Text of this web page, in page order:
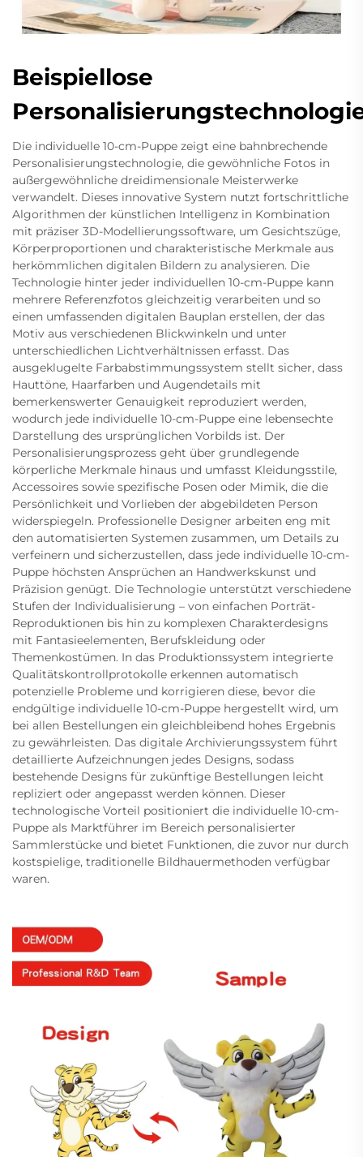
Beispiellose
Die individuelle 10-cm-Puppe zeigt eine bahnbrechende
Personalisierungstechnologie, die gewöhnliche Fotos in
außergewöhnliche dreidimensionale Meisterwerke
verwandelt. Dieses innovative System nutzt fortschrittliche
Algorithmen der künstlichen Intelligenz in Kombination
mit präziser 3D-Modellierungssoftware, um Gesichtszüge,
Körperproportionen und charakteristische Merkmale aus
herkömmlichen digitalen Bildern zu analysieren. Die
Technologie hinter jeder individuellen 10-cm-Puppe kann
mehrere Referenzfotos gleichzeitig verarbeiten und so
einen umfassenden digitalen Bauplan erstellen, der das
Motiv aus verschiedenen Blickwinkeln und unter
unterschiedlichen Lichtverhältnissen erfasst. Das
ausgeklugelte Farbabstimmungssystem stellt sicher, dass
Hauttöne, Haarfarben und Augendetails mit
bemerkenswerter Genauigkeit reproduziert werden,
wodurch jede individuelle 10-cm-Puppe eine lebensechte
Darstellung des ursprünglichen Vorbilds ist. Der
Personalisierungsprozess geht über grundlegende
körperliche Merkmale hinaus und umfasst Kleidungsstile,
Accessoires sowie spezifische Posen oder Mimik, die die
Persönlichkeit und Vorlieben der abgebildeten Person
widerspiegeln. Professionelle Designer arbeiten eng mit
den automatisierten Systemen zusammen, um Details zu
verfeinern und sicherzustellen, dass jede individuelle 10-cm-
Puppe höchsten Ansprüchen an Handwerkskunst und
Präzision genügt. Die Technologie unterstützt verschiedene
Stufen der Individualisierung – von einfachen Porträt-
Reproduktionen bis hin zu komplexen Charakterdesigns
mit Fantasieelementen, Berufskleidung oder
Themenkostümen. In das Produktionssystem integrierte
Qualitätskontrollprotokolle erkennen automatisch
potenzielle Probleme und korrigieren diese, bevor die
endgültige individuelle 10-cm-Puppe hergestellt wird, um
bei allen Bestellungen ein gleichbleibend hohes Ergebnis
zu gewährleisten. Das digitale Archivierungssystem führt
detaillierte Aufzeichnungen jedes Designs, sodass
bestehende Designs für zukünftige Bestellungen leicht
repliziert oder angepasst werden können. Dieser
technologische Vorteil positioniert die individuelle 10-cm-
Puppe als Marktführer im Bereich personalisierter
Sammlerstücke und bietet Funktionen, die zuvor nur durch
kostspielige, traditionelle Bildhauermethoden verfügbar
waren.